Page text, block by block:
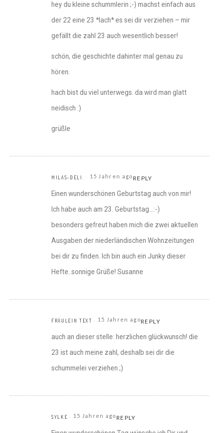
hey du kleine schummlerin ;-) machst einfach aus
der 22 eine 23 *lach* es sei dir verziehen – mir
gefällt die zahl 23 auch wesentlich besser!
schön, die geschichte dahinter mal genau zu
hören.
hach bist du viel unterwegs. da wird man glatt
neidisch :)
grüßle
MILAS-DELI. 15 Jahren agoREPLY
Einen wunderschönen Geburtstag auch von mir!
Ich habe auch am 23. Geburtstag…:-)
besonders gefreut haben mich die zwei aktuellen
Ausgaben der niederländischen Wohnzeitungen
bei dir zu finden. Ich bin auch ein Junky dieser
Hefte..sonnige Grüße! Susanne
FRÄULEIN TEXT 15 Jahren agoREPLY
auch an dieser stelle: herzlichen glückwunsch! die
23 ist auch meine zahl, deshalb sei dir die
schummelei verziehen ;)
SYLKE 15 Jahren agoREPLY